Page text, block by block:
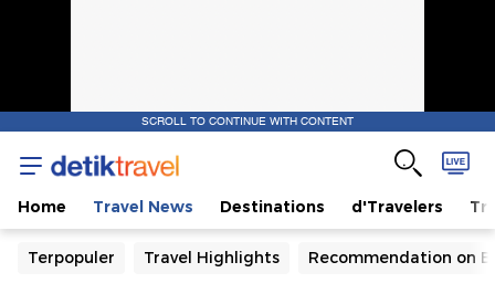
SCROLL TO CONTINUE WITH CONTENT
Home Travel News Destinations d'Travelers
Terpopuler Travel Highlights Recommendation on